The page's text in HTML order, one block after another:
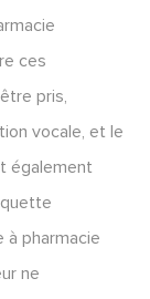
ces
pris,
vocale, et le
également
à pharmacie
ne